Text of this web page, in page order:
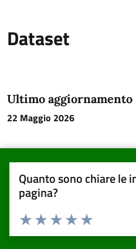
Dataset
Ultimo aggiornamento
22 Maggio 2026
Quanto sono chiare le
pagina?
Valuta da 1 a 5 stelle la pagina
Valuta 5
Valuta 4 stelle su
Valuta 3 stelle su 5
Valuta 2 stelle su 5
Valuta una stella su 5